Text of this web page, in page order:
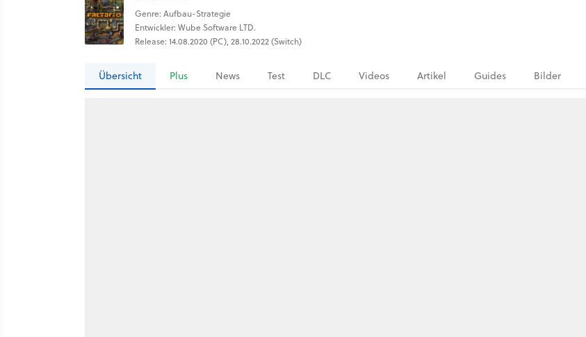
Genre: Aufbau-Strategie
Entwickler: Wube Software LTD.
Release: 14.08.2020 (PC), 28.10.2022 (Switch)
Übersicht Plus News Test DLC Videos Artikel Guides Bilder